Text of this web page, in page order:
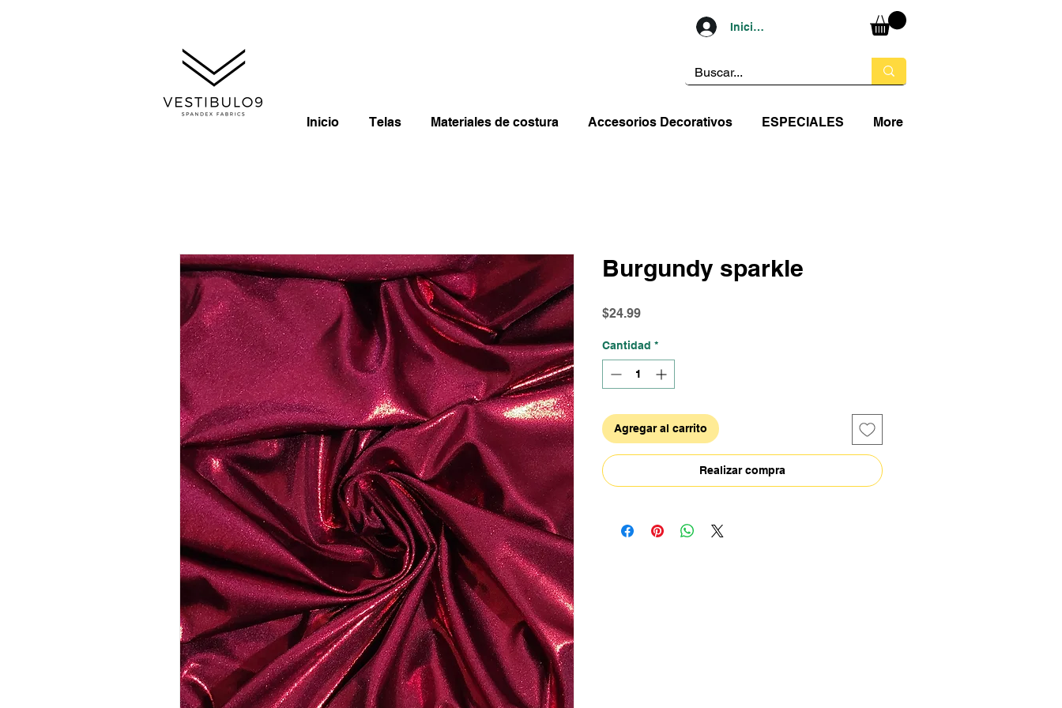
Iniciar sesión
Inicio Telas Materiales de costura Accesorios Decorativos ESPECIALES More
Burgundy sparkle
$24.99Precio
Cantidad *
Agregar al carrito
Realizar compra